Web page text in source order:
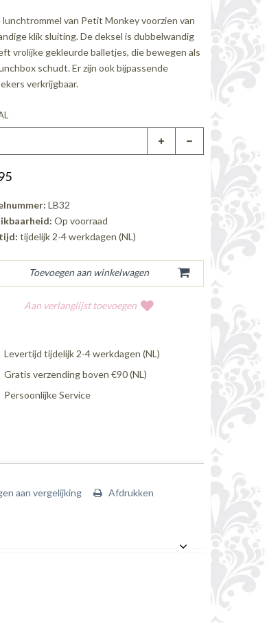
lunchtrommel van Petit Monkey voorzien van
klik sluiting. De deksel is dubbelwandig
vrolijke gekleurde balletjes, die bewegen als
schudt. Er zijn ook bijpassende
verkrijgbaar.
LB32
Op voorraad
tijdelijk 2-4 werkdagen (NL)
Aan verlanglijst toevoegen
Levertijd tijdelijk 2-4 werkdagen (NL)
Gratis verzending boven €90 (NL)
Persoonlijke Service
aan vergelijking Afdrukken